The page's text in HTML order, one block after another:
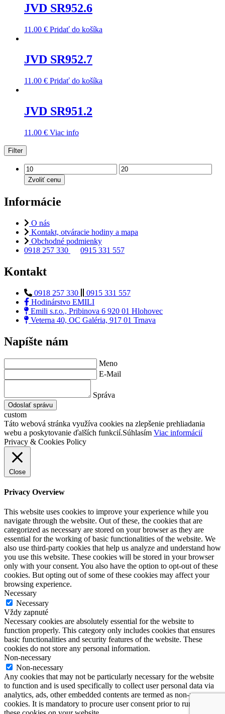
JVD SR952.6
11.00 € Pridať do košíka
JVD SR952.7
11.00 € Pridať do košíka
JVD SR951.2
11.00 € Viac info
Filter
Zvoliť cenu
Informácie
O nás
Kontakt, otváracie hodiny a mapa
Obchodné podmienky
0918 257 330
0915 331 557
Kontakt
0918 257 330
0915 331 557
Hodinárstvo EMILI
Emili s.r.o., Pribinova 6 920 01 Hlohovec
Veterna 40, OC Galéria, 917 01 Trnava
Napíšte nám
Meno
E-Mail
Správa
Odoslať správu
custom
Táto webová stránka využíva cookies na zlepšenie prehliadania
webu a poskytovanie ďalších funkcií.Súhlasím Viac informácií
Privacy & Cookies Policy
Close
Privacy Overview
This website uses cookies to improve your experience while you
navigate through the website. Out of these, the cookies that are
categorized as necessary are stored on your browser as they are
essential for the working of basic functionalities of the website. We
also use third-party cookies that help us analyze and understand how
you use this website. These cookies will be stored in your browser
only with your consent. You also have the option to opt-out of these
cookies. But opting out of some of these cookies may affect your
browsing experience.
Necessary
Necessary
Vždy zapnuté
Necessary cookies are absolutely essential for the website to
function properly. This category only includes cookies that ensures
basic functionalities and security features of the website. These
cookies do not store any personal information.
Non-necessary
Non-necessary
Any cookies that may not be particularly necessary for the website
to function and is used specifically to collect user personal data via
analytics, ads, other embedded contents are termed as non-necessary
cookies. It is mandatory to procure user consent prior to running